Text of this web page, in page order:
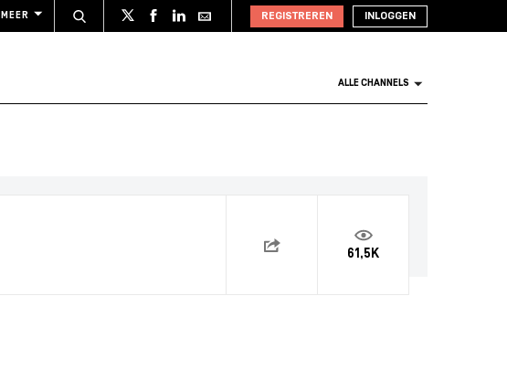
MEER REGISTREREN INLOGGEN
ALLE CHANNELS
61,5K